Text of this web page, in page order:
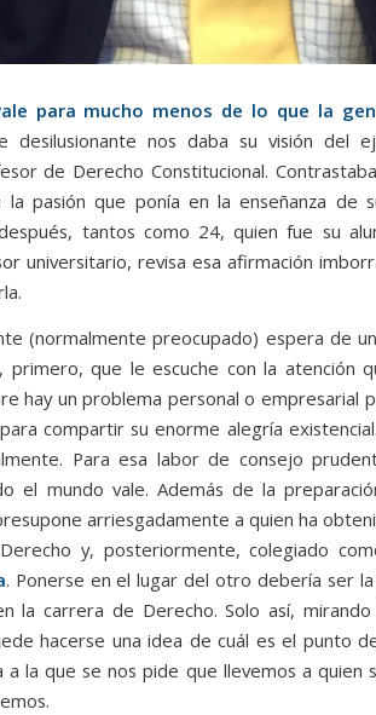
para mucho menos de lo que la
desilusionante nos daba su visión del
de Derecho Constitucional.
la pasión que ponía en la enseñanza de
tantos como 24, quien fue su
universitario, revisa esa afirmación
(normalmente preocupado) espera de
primero, que le escuche con la atención
hay un problema personal o empresarial
compartir su enorme alegría
Para esa labor de consejo
el mundo vale. Además de la
arriesgadamente a quien ha
y, posteriormente, colegiado
. Ponerse en el lugar del otro debería ser
la carrera de Derecho. Solo así,
hacerse una idea de cuál es el punto
a la que se nos pide que llevemos a quien